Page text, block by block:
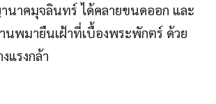
นาคมุจลินทร์ ได้คลายขนดออก และ
นพมายืนเฝ้าที่เบื้องพระพักตร์ ด้วย
แรงกล้า